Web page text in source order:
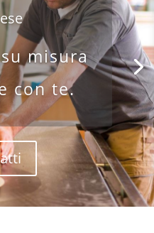
misura
con te.